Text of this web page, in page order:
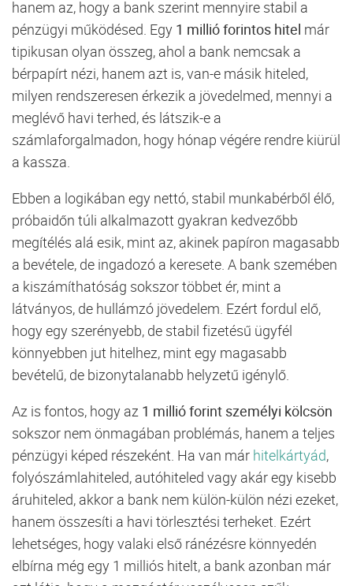
hanem az, hogy a bank szerint mennyire stabil a
pénzügyi működésed. Egy 1 millióforintos hitel már
tipikusan olyan összeg, ahol a bank nemcsak a
bérpapírt nézi, hanem azt is,van-e másik hiteled,
milyen rendszeresen érkezik a jövedelmed, mennyi a
meglévő havi terhed,és látszik-e a
számlaforgalmadon, hogy hónap végére rendre kiürül
a kassza.
Ebben a logikában egy nettó, stabil munkabérből élő,
próbaidőn túli alkalmazott gyakran kedvezőbb
megítélés alá esik, mint az, akinek papíron magasabb
a bevétele, de ingadozó a keresete. A bank szemében
a kiszámíthatóság sokszortöbbet ér, mint a
látványos, de hullámzó jövedelem. Ezért fordul elő,
hogyegy szerényebb, de stabil fizetésű ügyfél
könnyebben jut hitelhez, mint egy magasabb
bevételű, de bizonytalanabb helyzetű igénylő.
Az is fontos, hogy az 1 millióforint személyi kölcsön
sokszor nem önmagában problémás, hanem a teljes
pénzügyi képed részeként. Ha van már hitelkártyád,
folyószámlahiteled, autóhiteled vagy akáregy kisebb
áruhiteled, akkor a bank nem külön-külön nézi ezeket,
hanem összesíti a havi törlesztési terheket. Ezért
lehetséges, hogyvalaki első ránézésre könnyedén
elbírna még egy 1 milliós hitelt, a bank azonban már